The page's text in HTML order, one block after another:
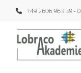
+49 2606 963 39 - 0